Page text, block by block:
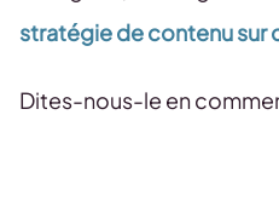
stratégie de contenu sur
Dites-nous-le en